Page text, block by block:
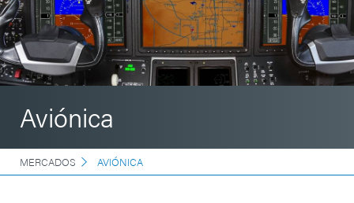
Aviónica
MERCADOS AVIÓNICA